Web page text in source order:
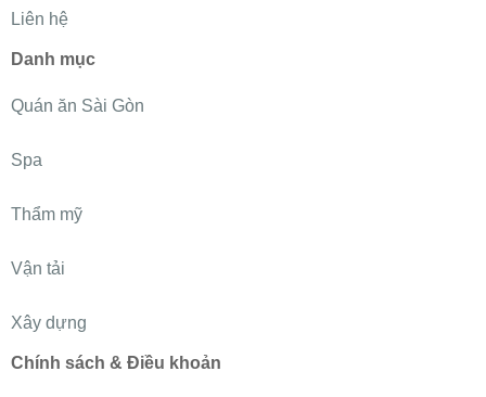
Liên hệ
Danh mục
Quán ăn Sài Gòn
Spa
Thẩm mỹ
Vận tải
Xây dựng
Chính sách & Điều khoản